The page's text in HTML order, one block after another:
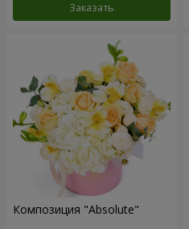
Заказать
Композиция "Absolute"